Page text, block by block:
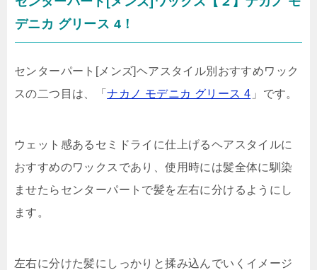
デニカ グリース 4！
センターパート[メンズ]ヘアスタイル別おすすめワック
スの二つ目は、「ナカノ モデニカ グリース 4 」です。
ウェット感あるセミドライに仕上げるヘアスタイルに
おすすめのワックスであり、使用時には髪全体に馴染
ませたらセンターパートで髪を左右に分けるようにし
ます。
左右に分けた髪にしっかりと揉み込んでいくイメージ